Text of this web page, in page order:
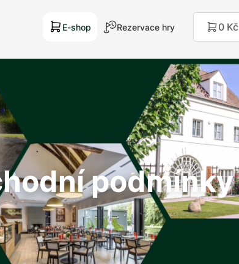
E-shop Rezervace hry 0 Kč
podmínky